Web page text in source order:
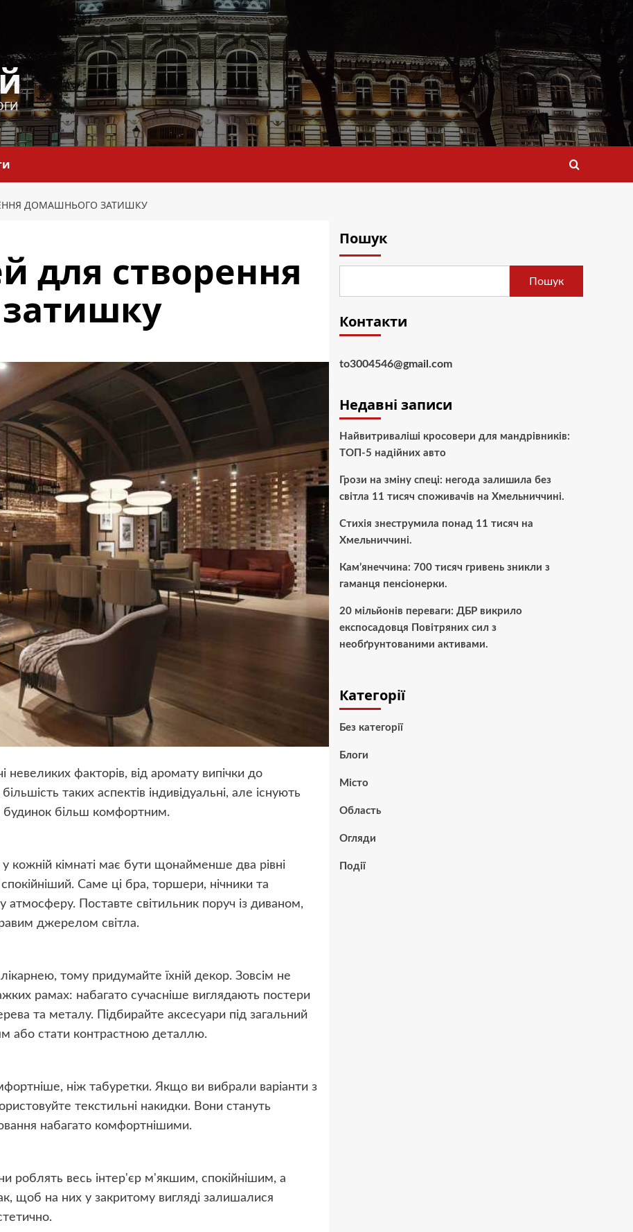
ДОМАШНЬОГО ЗАТИШКУ
для створення
невеликих факторів, від аромату випічки до
таких аспектів індивідуальні, але існують
будинок більш комфортним.
кожній кімнаті має бути щонайменше два рівні
Саме ці бра, торшери, нічники та
атмосферу. Поставте світильник поруч із диваном,
джерелом світла.
лікарнею, тому придумайте їхній декор. Зовсім не
рамах: набагато сучасніше виглядають постери
та металу. Підбирайте аксесуари під загальний
або стати контрастною деталлю.
ніж табуретки. Якщо ви вибрали варіанти з
текстильні накидки. Вони стануть
набагато комфортнішими.
роблять весь інтер'єр м'якшим, спокійнішим, а
щоб на них у закритому вигляді залишалися
Пошук
Пошук
Контакти
to3004546@gmail.com
Недавні записи
Найвитриваліші кросовери для мандрівників:
ТОП-5 надійних авто
Грози на зміну спеці: негода залишила без
світла 11 тисяч споживачів на Хмельниччині.
Стихія знеструмила понад 11 тисяч на
Хмельниччині.
Кам’янеччина: 700 тисяч гривень зникли з
гаманця пенсіонерки.
20 мільйонів переваги: ДБР викрило
експосадовця Повітряних сил з
необґрунтованими активами.
Категорії
Без категорії
Блоги
Місто
Область
Огляди
Події